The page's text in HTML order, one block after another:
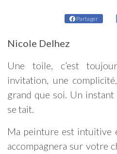
Partager
Nicole Delhez
Une toile, c’est
invitation, une
grand que soi. Un
se tait.
Ma peinture est intuitive
accompagnera sur votre